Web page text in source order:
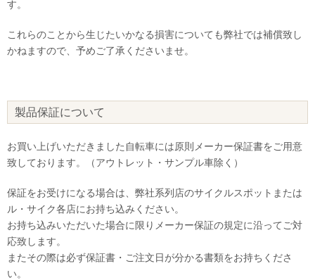
す。
これらのことから生じたいかなる損害についても弊社では補償致し
かねますので、予めご了承くださいませ。
製品保証について
お買い上げいただきました自転車には原則メーカー保証書をご用意
致しております。（アウトレット・サンプル車除く）
保証をお受けになる場合は、弊社系列店のサイクルスポットまたは
ル・サイク各店にお持ち込みください。
お持ち込みいただいた場合に限りメーカー保証の規定に沿ってご対
応致します。
またその際は必ず保証書・ご注文日が分かる書類をお持ちくださ
い。